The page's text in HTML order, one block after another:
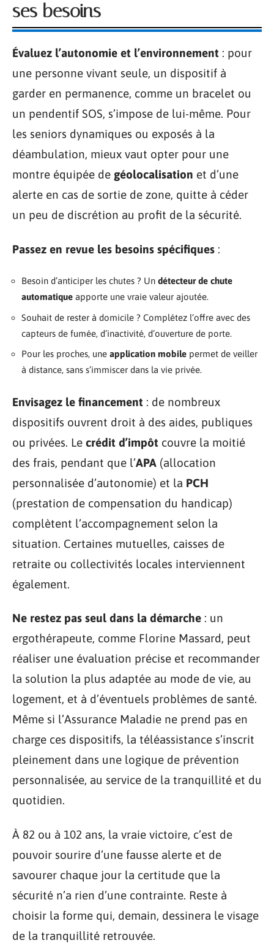
ses besoins
Évaluez l’autonomie et l’environnement : pour
une personne vivant seule, un dispositif à
garder en permanence, comme un bracelet ou
un pendentif SOS, s’impose de lui-même. Pour
les seniors dynamiques ou exposés à la
déambulation, mieux vaut opter pour une
montre équipée de géolocalisation et d’une
alerte en cas de sortie de zone, quitte à céder
un peu de discrétion au profit de la sécurité.
Passez en revue les besoins spécifiques :
Besoin d’anticiper les chutes ? Un détecteur de chute
automatique apporte une vraie valeur ajoutée.
Souhait de rester à domicile ? Complétez l’offre avec des
capteurs de fumée, d’inactivité, d’ouverture de porte.
Pour les proches, une application mobile permet de veiller
à distance, sans s’immiscer dans la vie privée.
Envisagez le financement : de nombreux
dispositifs ouvrent droit à des aides, publiques
ou privées. Le crédit d’impôt couvre la moitié
des frais, pendant que l’APA (allocation
personnalisée d’autonomie) et la PCH
(prestation de compensation du handicap)
complètent l’accompagnement selon la
situation. Certaines mutuelles, caisses de
retraite ou collectivités locales interviennent
également.
Ne restez pas seul dans la démarche : un
ergothérapeute, comme Florine Massard, peut
réaliser une évaluation précise et recommander
la solution la plus adaptée au mode de vie, au
logement, et à d’éventuels problèmes de santé.
Même si l’Assurance Maladie ne prend pas en
charge ces dispositifs, la téléassistance s’inscrit
pleinement dans une logique de prévention
personnalisée, au service de la tranquillité et du
quotidien.
À 82 ou à 102 ans, la vraie victoire, c’est de
pouvoir sourire d’une fausse alerte et de
savourer chaque jour la certitude que la
sécurité n’a rien d’une contrainte. Reste à
choisir la forme qui, demain, dessinera le visage
de la tranquillité retrouvée.